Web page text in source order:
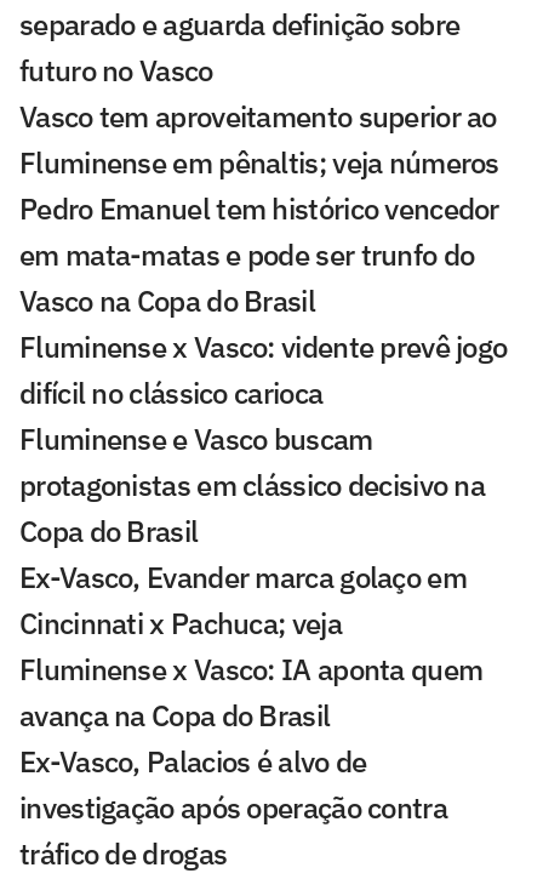
separado e aguarda definição sobre
futuro no Vasco
Vasco tem aproveitamento superior ao
Fluminense em pênaltis; veja números
Pedro Emanuel tem histórico vencedor
em mata-matas e pode ser trunfo do
Vasco na Copa do Brasil
Fluminense x Vasco: vidente prevê jogo
difícil no clássico carioca
Fluminense e Vasco buscam
protagonistas em clássico decisivo na
Copa do Brasil
Ex-Vasco, Evander marca golaço em
Cincinnati x Pachuca; veja
Fluminense x Vasco: IA aponta quem
avança na Copa do Brasil
Ex-Vasco, Palacios é alvo de
investigação após operação contra
tráfico de drogas